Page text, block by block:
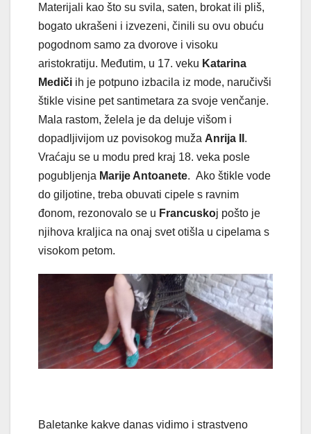
Materijali kao što su svila, saten, brokat ili pliš,
bogato ukrašeni i izvezeni, činili su ovu obuću
pogodnom samo za dvorove i visoku
aristokratiju. Međutim, u 17. veku Katarina
Mediči ih je potpuno izbacila iz mode, naručivši
štikle visine pet santimetara za svoje venčanje.
Mala rastom, želela je da deluje višom i
dopadljivijom uz povisokog muža Anrija II .
Vraćaju se u modu pred kraj 18. veka posle
pogubljenja Marije Antoanete. Ako štikle vode
do giljotine, treba obuvati cipele s ravnim
đonom, rezonovalo se u Francuskoj pošto je
njihova kraljica na onaj svet otišla u cipelama s
visokom petom.
Baletanke kakve danas vidimo i strastveno